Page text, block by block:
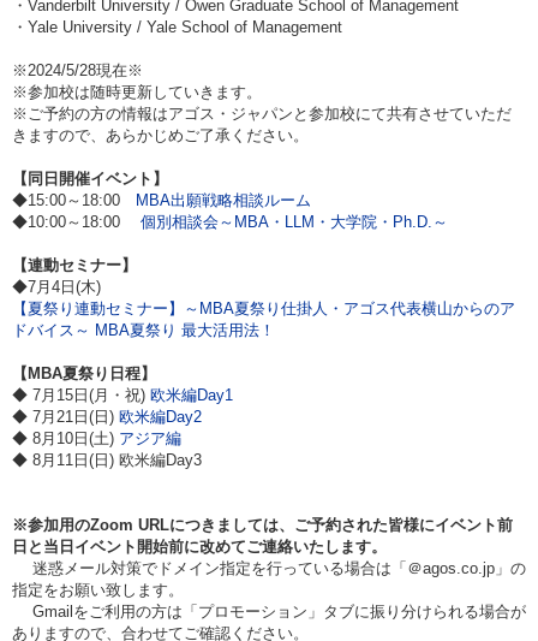
・Vanderbilt University / Owen Graduate School of Management
・Yale University / Yale School of Management
※2024/5/28現在※
※参加校は随時更新していきます。
※ご予約の方の情報はアゴス・ジャパンと参加校にて共有させていただ
きますので、あらかじめご了承ください。
【同日開催イベント】
◆15:00～18:00
MBA出願戦略相談ルーム
◆10:00～18:00 個別相談会～MBA・LLM・大学院・Ph.D.～
【連動セミナー】
◆7月4日(木)
【夏祭り連動セミナー】～MBA夏祭り仕掛人・アゴス代表横山からのア
ドバイス～ MBA夏祭り 最大活用法！
【MBA夏祭り日程】
◆ 7月15日(月・祝) 欧米編Day1
◆ 7月21日(日) 欧米編Day2
◆ 8月10日(土) アジア編
◆ 8月11日(日) 欧米編Day3
※参加用のZoom URLにつきましては、ご予約された皆様にイベント前
日と当日イベント開始前に改めてご連絡いたします。
迷惑メール対策でドメイン指定を行っている場合は「＠agos.co.jp」の
指定をお願い致します。
Gmailをご利用の方は「プロモーション」タブに振り分けられる場合が
ありますので、合わせてご確認ください。